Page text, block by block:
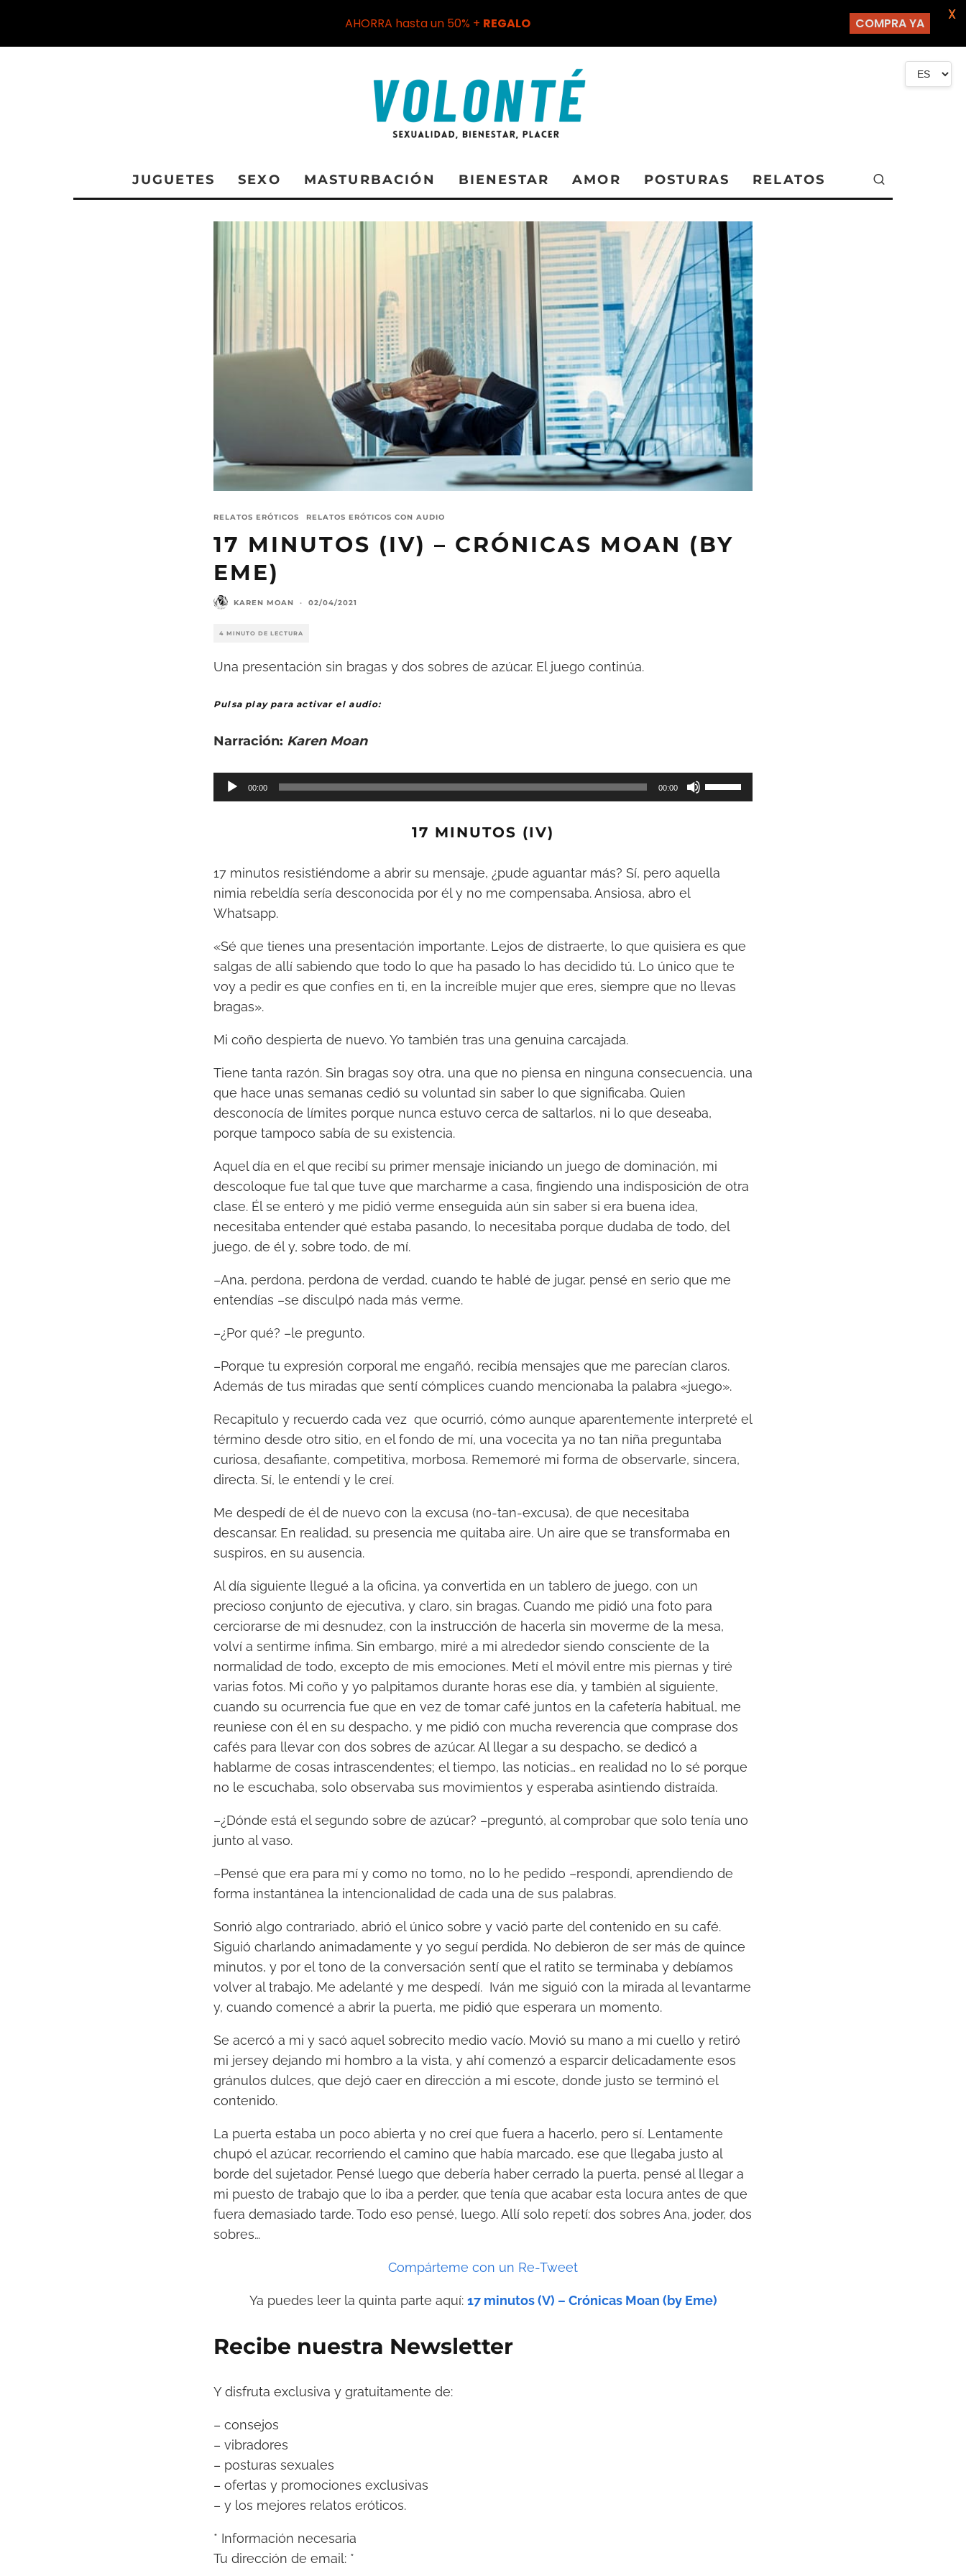
JUGUETES SEXO MASTURBACIÓN BIENESTAR AMOR POSTURAS RELATOS
RELATOS ERÓTICOS RELATOS ERÓTICOS CON AUDIO
17 MINUTOS (IV) – CRÓNICAS MOAN (BY
EME)
KAREN MOAN · 02/04/2021
4 MINUTO DE LECTURA
Una presentación sin bragas y dos sobres de azúcar. El juego continúa.
Pulsa play para activar el audio:
Narración: Karen Moan
e
d
u
c
t
o
r
d
a
00:00 00:00
U
t
a
s
t
l
e
h
r
a
/
b
a
a
u
m
e
n
t
a
r
d
i
m
n
r
e
l
v
.
17 MINUTOS (IV)
17 minutos resistiéndome a abrir su mensaje, ¿pude aguantar más? Sí, pero aquella
nimia rebeldía sería desconocida por él y no me compensaba. Ansiosa, abro el
Whatsapp.
«Sé que tienes una presentación importante. Lejos de distraerte, lo que quisiera es que
salgas de allí sabiendo que todo lo que ha pasado lo has decidido tú. Lo único que te
voy a pedir es que confíes en ti, en la increíble mujer que eres, siempre que no llevas
bragas».
Mi coño despierta de nuevo. Yo también tras una genuina carcajada.
Tiene tanta razón. Sin bragas soy otra, una que no piensa en ninguna consecuencia, una
que hace unas semanas cedió su voluntad sin saber lo que significaba. Quien
desconocía de límites porque nunca estuvo cerca de saltarlos, ni lo que deseaba,
porque tampoco sabía de su existencia.
Aquel día en el que recibí su primer mensaje iniciando un juego de dominación, mi
descoloque fue tal que tuve que marcharme a casa, fingiendo una indisposición de otra
clase. Él se enteró y me pidió verme enseguida aún sin saber si era buena idea,
necesitaba entender qué estaba pasando, lo necesitaba porque dudaba de todo, del
juego, de él y, sobre todo, de mí.
–Ana, perdona, perdona de verdad, cuando te hablé de jugar, pensé en serio que me
entendías –se disculpó nada más verme.
–¿Por qué? –le pregunto.
–Porque tu expresión corporal me engañó, recibía mensajes que me parecían claros.
Además de tus miradas que sentí cómplices cuando mencionaba la palabra «juego».
Recapitulo y recuerdo cada vez que ocurrió, cómo aunque aparentemente interpreté el
término desde otro sitio, en el fondo de mí, una vocecita ya no tan niña preguntaba
curiosa, desafiante, competitiva, morbosa. Rememoré mi forma de observarle, sincera,
directa. Sí, le entendí y le creí.
Me despedí de él de nuevo con la excusa (no-tan-excusa), de que necesitaba
descansar. En realidad, su presencia me quitaba aire. Un aire que se transformaba en
suspiros, en su ausencia.
Al día siguiente llegué a la oficina, ya convertida en un tablero de juego, con un
precioso conjunto de ejecutiva, y claro, sin bragas. Cuando me pidió una foto para
cerciorarse de mi desnudez, con la instrucción de hacerla sin moverme de la mesa,
volví a sentirme ínfima. Sin embargo, miré a mi alrededor siendo consciente de la
normalidad de todo, excepto de mis emociones. Metí el móvil entre mis piernas y tiré
varias fotos. Mi coño y yo palpitamos durante horas ese día, y también al siguiente,
cuando su ocurrencia fue que en vez de tomar café juntos en la cafetería habitual, me
reuniese con él en su despacho, y me pidió con mucha reverencia que comprase dos
cafés para llevar con dos sobres de azúcar. Al llegar a su despacho, se dedicó a
hablarme de cosas intrascendentes; el tiempo, las noticias… en realidad no lo sé porque
no le escuchaba, solo observaba sus movimientos y esperaba asintiendo distraída.
–¿Dónde está el segundo sobre de azúcar? –preguntó, al comprobar que solo tenía uno
junto al vaso.
–Pensé que era para mí y como no tomo, no lo he pedido –respondí, aprendiendo de
forma instantánea la intencionalidad de cada una de sus palabras.
Sonrió algo contrariado, abrió el único sobre y vació parte del contenido en su café.
Siguió charlando animadamente y yo seguí perdida. No debieron de ser más de quince
minutos, y por el tono de la conversación sentí que el ratito se terminaba y debíamos
volver al trabajo. Me adelanté y me despedí. Iván me siguió con la mirada al levantarme
y, cuando comencé a abrir la puerta, me pidió que esperara un momento.
Se acercó a mi y sacó aquel sobrecito medio vacío. Movió su mano a mi cuello y retiró
mi jersey dejando mi hombro a la vista, y ahí comenzó a esparcir delicadamente esos
gránulos dulces, que dejó caer en dirección a mi escote, donde justo se terminó el
contenido.
La puerta estaba un poco abierta y no creí que fuera a hacerlo, pero sí. Lentamente
chupó el azúcar, recorriendo el camino que había marcado, ese que llegaba justo al
borde del sujetador. Pensé luego que debería haber cerrado la puerta, pensé al llegar a
mi puesto de trabajo que lo iba a perder, que tenía que acabar esta locura antes de que
fuera demasiado tarde. Todo eso pensé, luego. Allí solo repetí: dos sobres Ana, joder, dos
sobres…
Compárteme con un Re-Tweet
Ya puedes leer la quinta parte aquí: 17 minutos (V) – Crónicas Moan (by Eme)
Recibe nuestra Newsletter
Y disfruta exclusiva y gratuitamente de:
– consejos
– vibradores
– posturas sexuales
– ofertas y promociones exclusivas
– y los mejores relatos eróticos.
* Información necesaria
Tu dirección de email: *
AHORRA hasta un 50% + REGALO COMPRA YA
X